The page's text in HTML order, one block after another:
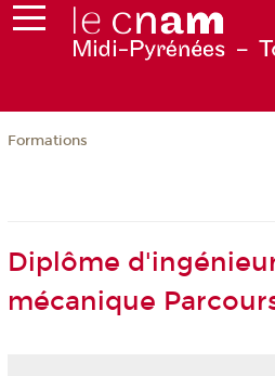
Formations
Diplôme
mécanique